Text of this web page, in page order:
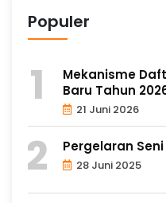
Populer
Mekanisme
Baru Tahun
21 Juni 2026
Pergelaran Seni
28 Juni 2025